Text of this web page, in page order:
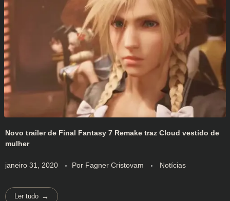
Novo trailer de Final Fantasy 7 Remake traz Cloud vestido de
mulher
janeiro 31, 2020 Por Fagner Cristovam Notícias
Ler tudo